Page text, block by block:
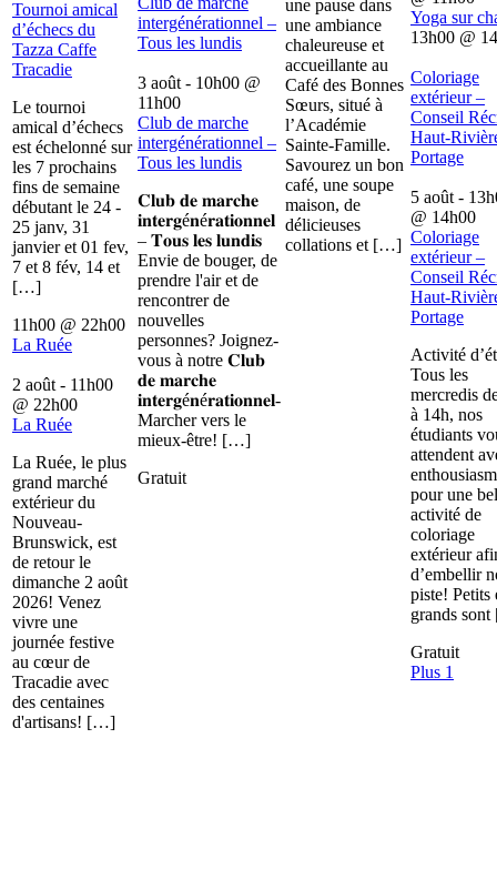
Tournoi amical
d’échecs du
Tazza Caffe
Tracadie
Le tournoi
amical d’échecs
est échelonné sur
les 7 prochains
fins de semaine
débutant le 24 -
25 janv, 31
janvier et 01 fev,
7 et 8 fév, 14 et
[…]
11h00 @ 22h00
La Ruée
2 août - 11h00
@ 22h00
La Ruée
La Ruée, le plus
grand marché
extérieur du
Nouveau-
Brunswick, est
de retour le
dimanche 2 août
2026! Venez
vivre une
journée festive
au cœur de
Tracadie avec
des centaines
d'artisans! […]
intergénérationnel –
Tous les lundis
3 août - 10h00 @
11h00
Club de marche
intergénérationnel –
Tous les lundis
𝐂𝐥𝐮𝐛 𝐝𝐞 𝐦𝐚𝐫𝐜𝐡𝐞
𝐢𝐧𝐭𝐞𝐫𝐠é𝐧é𝐫𝐚𝐭𝐢𝐨𝐧𝐧𝐞𝐥
– 𝐓𝐨𝐮𝐬 𝐥𝐞𝐬 𝐥𝐮𝐧𝐝𝐢𝐬
Envie de bouger, de
prendre l'air et de
rencontrer de
nouvelles
personnes? Joignez-
vous à notre 𝐂𝐥𝐮𝐛
𝐝𝐞 𝐦𝐚𝐫𝐜𝐡𝐞
𝐢𝐧𝐭𝐞𝐫𝐠é𝐧é𝐫𝐚𝐭𝐢𝐨𝐧𝐧𝐞𝐥-
Marcher vers le
mieux-être! […]
Gratuit
une pause dans
une ambiance
chaleureuse et
accueillante au
Café des Bonnes
Sœurs, situé à
l’Académie
Sainte-Famille.
Savourez un bon
café, une soupe
maison, de
délicieuses
collations et […]
Yoga sur
13h00 @
Coloriage
extérieur –
Conseil
Haut-
Portage
5 août -
@ 14h00
Coloriage
extérieur –
Conseil
Haut-
Portage
Activité
Tous les
mercredis
à 14h, nos
étudiants
attendent
pour une
activité de
coloriage
extérieur
d’embellir
piste! Petits
grands
Gratuit
Plus 1